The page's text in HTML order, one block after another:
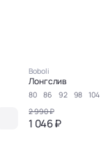
Boboli
Лонгслив
80 86 92 98
104
2 990 ₽
1 046 ₽